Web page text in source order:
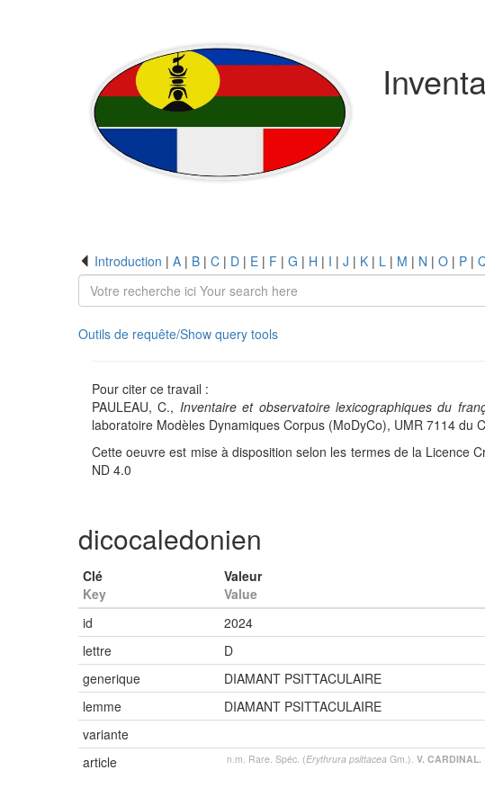
Introduction | A | B | C | D | E | F | G | H | I | J | K | L | M | N | O | P |
Outils de requête/Show query tools
Pour citer ce travail :
PAULEAU, C., Inventaire et observatoire lexicographiques du
laboratoire Modèles Dynamiques Corpus (MoDyCo), UMR 7114
Cette oeuvre est mise à disposition selon les termes de la Licence
ND 4.0
dicocaledonien
Clé
Key
Valeur
Value
id
2024
lettre
D
generique
DIAMANT PSITTACULAIRE
lemme
DIAMANT PSITTACULAIRE
variante
article
n.m. Rare. Spéc. (Erythrura psittacea Gm.). V. CARDINAL.